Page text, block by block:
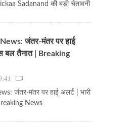
Sadanand की बड़ी चेतावनी
जंतर-मंतर पर हाई
बल तैनात | Breaking
जंतर-मंतर पर हाई अलर्ट | भारी
News